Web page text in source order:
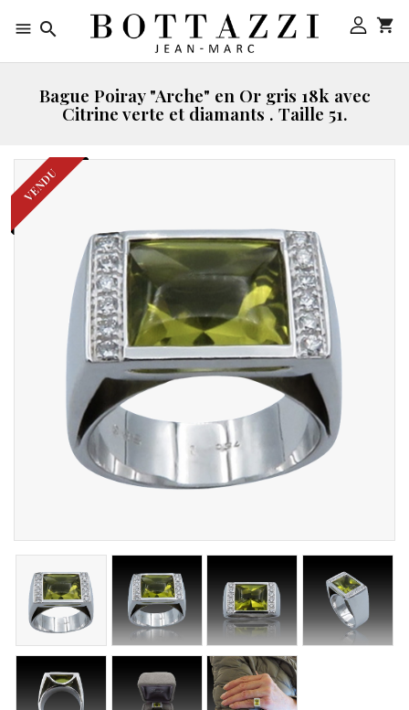
  
Bague Poiray "Arche" en Or gris 18k avec
Citrine verte et diamants . Taille 51.
VENDU